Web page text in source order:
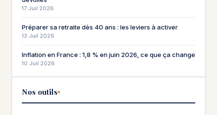
17 Juil 2026
Préparer sa retraite dès 40 ans : les leviers à activer
13 Juil 2026
Inflation en France : 1,8 % en juin 2026, ce que ça change
10 Juil 2026
Nos outils